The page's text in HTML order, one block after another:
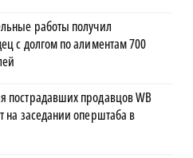
работы получил
с долгом по алиментам 700
пострадавших продавцов WB
на заседании оперштаба в